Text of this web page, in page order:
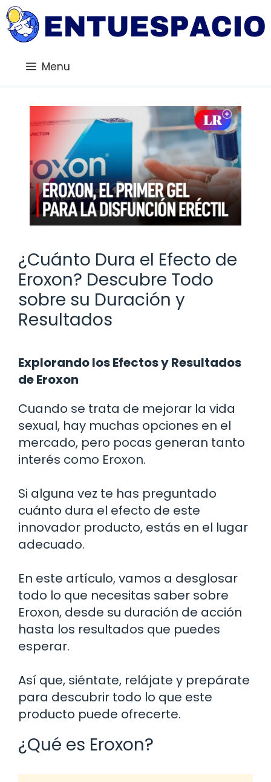
Saltar
al
contenido
Menu
¿Cuánto Dura el Efecto de
Eroxon? Descubre Todo
sobre su Duración y
Resultados
Explorando los Efectos y Resultados
de Eroxon
Cuando se trata de mejorar la vida
sexual, hay muchas opciones en el
mercado, pero pocas generan tanto
interés como Eroxon.
Si alguna vez te has preguntado
cuánto dura el efecto de este
innovador producto, estás en el lugar
adecuado.
En este artículo, vamos a desglosar
todo lo que necesitas saber sobre
Eroxon, desde su duración de acción
hasta los resultados que puedes
esperar.
Así que, siéntate, relájate y prepárate
para descubrir todo lo que este
producto puede ofrecerte.
¿Qué es Eroxon?